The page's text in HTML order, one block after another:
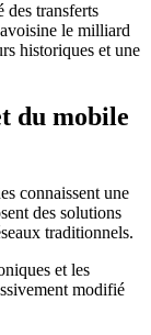
des transferts
le milliard
historiques et une
du mobile
connaissent une
des solutions
traditionnels.
et les
modifié